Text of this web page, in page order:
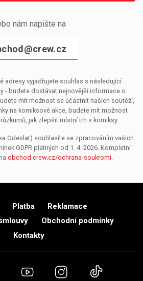
nám napište na
adresy vyjadřujete souhlas s následující
- budete dostávat nejnovější informace o
mít možnost se účastnit našich soutěží,
na komiksové akce, budete mít možnost
jak zlepšit místní trh s komiksy.
Odeslat) souhlasíte se zpracováním vašich
GDPR platných od 1. 4. 2026. Kompletní
obchod.crew.cz/ochrana-soukromi.
Platba
Reklamace
Obchodní podmínky
Kontakty
stránky
FacebookYouTubeInstagram